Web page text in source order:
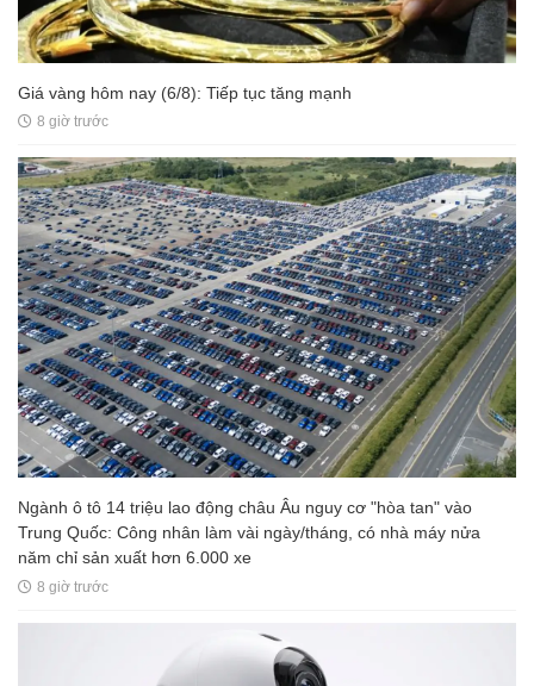
Giá vàng hôm nay (6/8): Tiếp tục tăng mạnh
8 giờ trước
Ngành ô tô 14 triệu lao động châu Âu nguy cơ "hòa tan" vào
Trung Quốc: Công nhân làm vài ngày/tháng, có nhà máy nửa
năm chỉ sản xuất hơn 6.000 xe
8 giờ trước